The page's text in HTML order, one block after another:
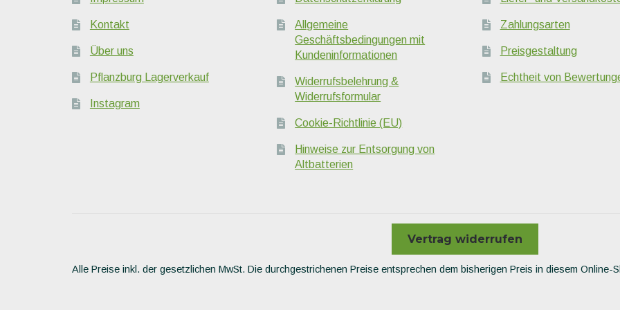
Kontakt
Über uns
Pflanzburg Lagerverkauf
Instagram
Allgemeine
Geschäftsbedingungen mit
Kundeninformationen
Widerrufsbelehrung &
Widerrufsformular
Cookie-Richtlinie (EU)
Hinweise zur Entsorgung von
Altbatterien
Zahlungsarten
Preisgestaltung
Echtheit von
Vertrag widerrufen
Alle Preise inkl. der gesetzlichen MwSt. Die durchgestrichenen Preise entsprechen dem bisherigen Preis in diesem Online-